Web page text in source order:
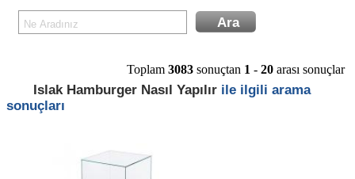
Toplam 3083 sonuçtan 1 - 20 arası sonuçlar
Islak Hamburger Nasıl Yapılır ile ilgili arama
sonuçları